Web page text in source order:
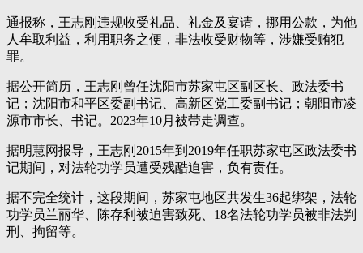
通报称，王志刚违规收受礼品、礼金及宴请，挪用公款，为他
人牟取利益，利用职务之便，非法收受财物等，涉嫌受贿犯
罪。
据公开简历，王志刚曾任沈阳市苏家屯区副区长、政法委书
记；沈阳市和平区委副书记、高新区党工委副书记；朝阳市凌
源市市长、书记。2023年10月被带走调查。
据明慧网报导，王志刚2015年到2019年任职苏家屯区政法委书
记期间，对法轮功学员遭受残酷迫害，负有责任。
据不完全统计，这段期间，苏家屯地区共发生36起绑架，法轮
功学员兰丽华、陈存利被迫害致死、18名法轮功学员被非法判
刑、拘留等。